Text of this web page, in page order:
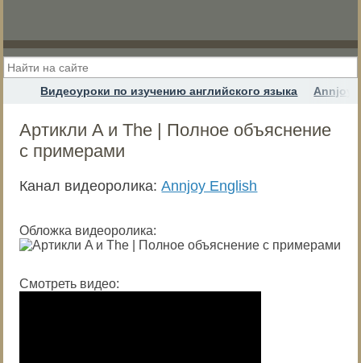
Видеоуроки по изучению английского языка Annjoy
Артикли A и The | Полное объяснение
с примерами
Канал видеоролика:Annjoy English
Обложка видеоролика:
Смотреть видео: